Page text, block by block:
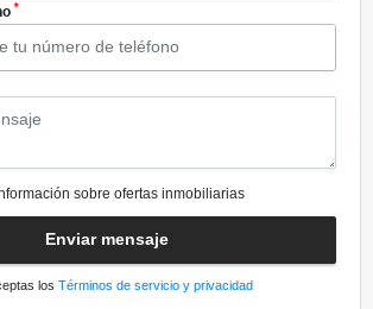
*
sobre ofertas inmobiliarias
Enviar mensaje
los Términos de servicio y privacidad